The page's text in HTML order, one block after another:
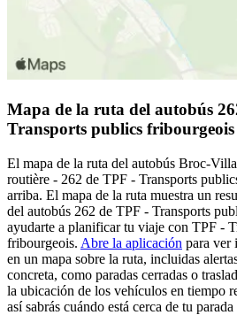
Mapa de la ruta del autobús
Transports publics fribourgeois
El mapa de la ruta del autobús Broc-
routière - 262 de TPF - Transports
arriba. El mapa de la ruta muestra un
del autobús 262 de TPF - Transports
ayudarte a planificar tu viaje con TPF -
fribourgeois. Abre la aplicación para ver
en un mapa sobre la ruta, incluidas
concreta, como paradas cerradas o
la ubicación de los vehículos en tiempo
así sabrás cuándo está cerca de tu